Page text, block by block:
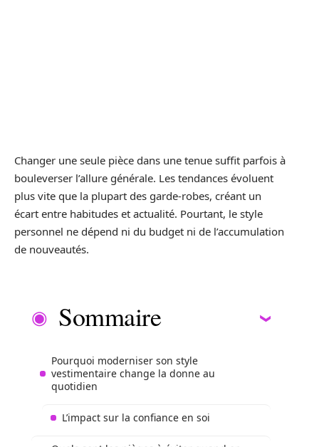
Changer une seule pièce dans une tenue suffit parfois à
bouleverser l’allure générale. Les tendances évoluent
plus vite que la plupart des garde-robes, créant un
écart entre habitudes et actualité. Pourtant, le style
personnel ne dépend ni du budget ni de l’accumulation
de nouveautés.
Sommaire
Pourquoi moderniser son style
vestimentaire change la donne au
quotidien
L’impact sur la confiance en soi